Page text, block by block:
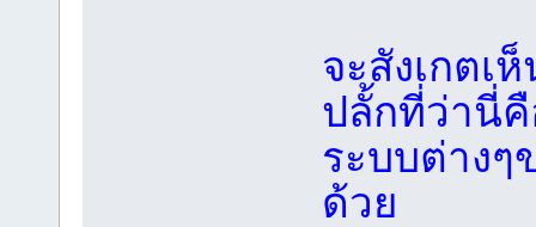
จะสังเกตเ
ปลั้กที่ว่านี่คื
ระบบต่างๆ
ด้วย